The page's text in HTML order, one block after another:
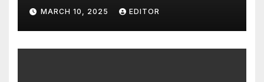
MARCH 10, 2025 EDITOR